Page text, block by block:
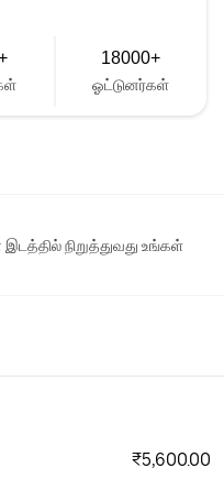
18000+
ஓட்டுனர்கள்
நிறுத்துவது உங்கள்
₹5,600.00